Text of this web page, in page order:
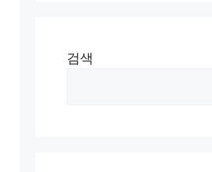
검색